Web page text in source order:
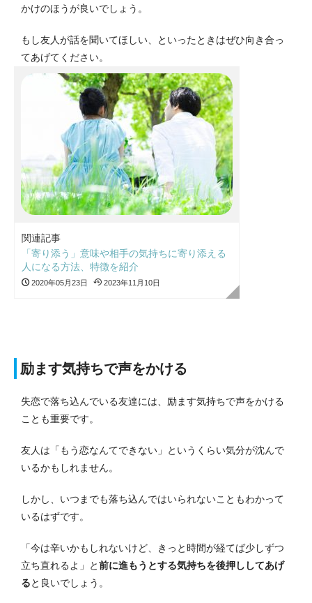
かけのほうが良いでしょう。
もし友人が話を聞いてほしい、といったときはぜひ向き合っ
てあげてください。
関連記事
「寄り添う」意味や相手の気持ちに寄り添える
人になる方法、特徴を紹介
2020年05月23日 2023年11月10日
励ます気持ちで声をかける
失恋で落ち込んでいる友達には、励ます気持ちで声をかける
ことも重要です。
友人は「もう恋なんてできない」というくらい気分が沈んで
いるかもしれません。
しかし、いつまでも落ち込んではいられないこともわかって
いるはずです。
「今は辛いかもしれないけど、きっと時間が経てば少しずつ
立ち直れるよ」と前に進もうとする気持ちを後押ししてあげ
ると良いでしょう。